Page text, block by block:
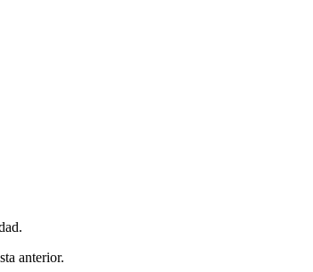
anterior.